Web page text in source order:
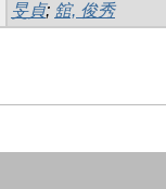
旻貞; 舘, 俊秀